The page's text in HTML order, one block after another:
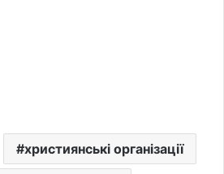
християнські організації